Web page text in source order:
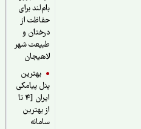
بام‌لند برای
حفاظت از
درختان و
طبیعت شهر
لاهیجان
بهترین
پنل پیامکی
ایران [4 تا
از بهترین
سامانه